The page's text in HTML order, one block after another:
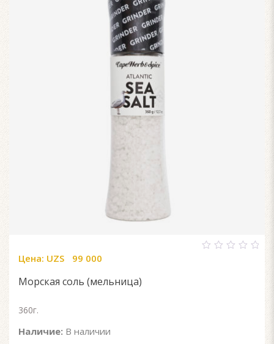
Цена: UZS 99 000
Морская соль (мельница)
360г.
Наличие: В наличии